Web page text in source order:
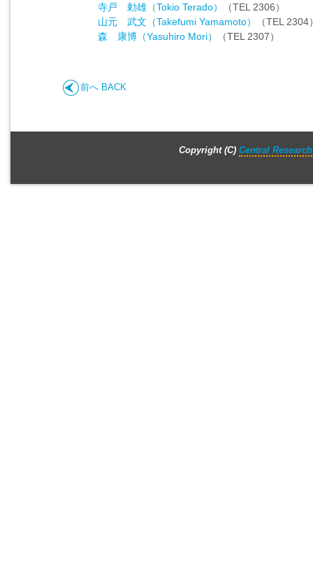
寺戸 勅雄（Tokio Terado）
（TEL 2306）
山元 武文（Takefumi Yamamoto）
（TEL 2304
森 康博（Yasuhiro Mori）
（TEL 2307）
前へ BACK
Copyright (C) Central